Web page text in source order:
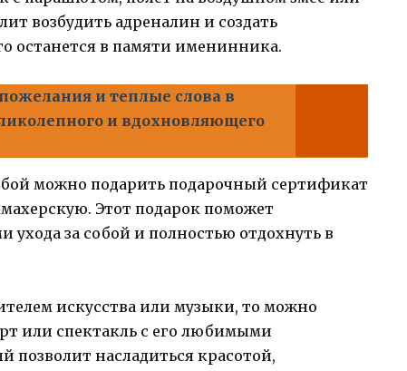
возбудить адреналин и создать
останется в памяти именинника.
и теплые слова в
и вдохновляющего
можно подарить подарочный сертификат
Этот подарок поможет
ухода за собой и полностью отдохнуть в
искусства или музыки, то можно
или спектакль с его любимыми
позволит насладиться красотой,